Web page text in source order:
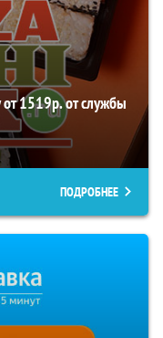
1519р. от службы
ПОДРОБНЕЕ